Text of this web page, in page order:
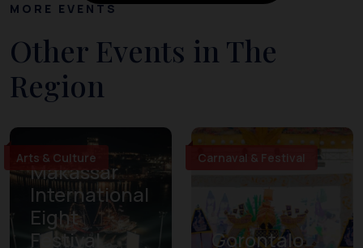
MORE EVENTS
Other Events in The
Region
Arts & Culture
Makassar
International
Eight
Festival
Carnaval & Festival
Gorontalo